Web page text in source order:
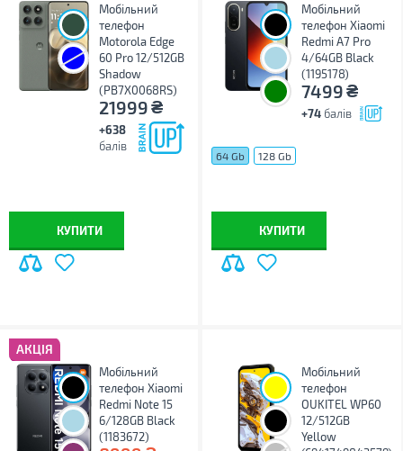
Мобільний
телефон
Motorola Edge
60 Pro 12/512GB
Shadow
(PB7X0068RS)
21999₴
+638
балів
КУПИТИ
Мобільний
телефон Xiaomi
Redmi A7 Pro
4/64GB Black
(1195178)
7499₴
+74 балів
64 Gb 128 Gb
КУПИТИ
АКЦІЯ
Мобільний
телефон Xiaomi
Redmi Note 15
6/128GB Black
(1183672)
Мобільний
телефон
OUKITEL WP60
12/512GB
Yellow